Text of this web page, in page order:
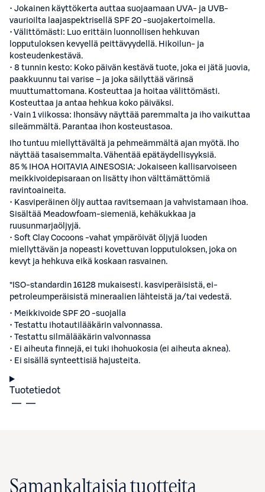
• Jokainen käyttökerta auttaa suojaamaan UVA- ja UVB-
vaurioilta laajaspektrisellä SPF 20 -suojakertoimella.
• Välittömästi: Luo erittäin luonnollisen hehkuvan
lopputuloksen kevyellä peittävyydellä. Hikoilun- ja
kosteudenkestävä.
• 8 tunnin kesto: Koko päivän kestävä tuote, joka ei jätä juovia,
paakkuunnu tai varise – ja joka säilyttää värinsä
muuttumattomana. Kosteuttaa ja hoitaa välittömästi.
Kosteuttaa ja antaa hehkua koko päiväksi.
• Vain 1 viikossa: Ihonsävy näyttää paremmalta ja iho vaikuttaa
sileämmältä. Parantaa ihon kosteustasoa.
Iho tuntuu miellyttävältä ja pehmeämmältä ajan myötä. Iho
näyttää tasaisemmalta. Vähentää epätäydellisyyksiä.
85 % IHOA HOITAVIA AINESOSIA: Jokaiseen kallisarvoiseen
meikkivoidepisaraan on lisätty ihon välttämättömiä
ravintoaineita.
• Kasviperäinen öljy auttaa ravitsemaan ja vahvistamaan ihoa.
Sisältää Meadowfoam-siemeniä, kehäkukkaa ja
ruusunmarjaöljyjä.
• Soft Clay Cocoons -vahat ympäröivät öljyjä luoden
miellyttävän ja nopeasti kovettuvan lopputuloksen, joka on
kevyt ja hehkuva eikä koskaan rasvainen.
*ISO-standardin 16128 mukaisesti. kasviperäisistä, ei-
petroleumperäisistä mineraalien lähteistä ja/tai vedestä.
• Meikkivoide SPF 20 -suojalla
• Testattu ihotautilääkärin valvonnassa.
• Testattu silmälääkärin valvonnassa
• Ei aiheuta finnejä, ei tuki ihohuokosia (ei aiheuta aknea).
• Ei sisällä synteettisiä hajusteita.
Tuotetiedot
Samankaltaisia tuotteita